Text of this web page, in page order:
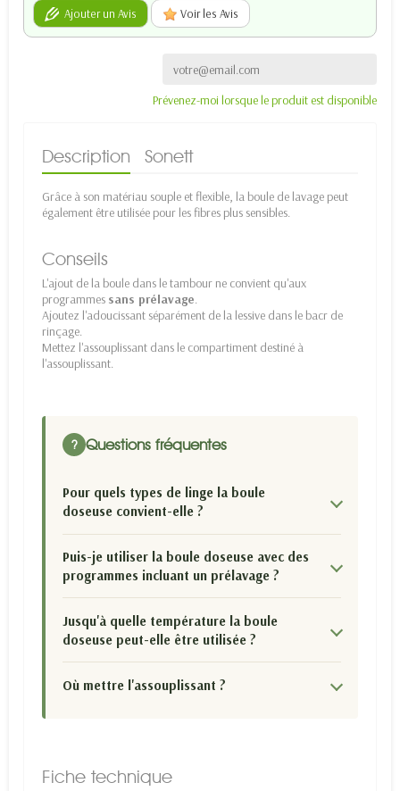
Ajouter un Avis Voir les Avis
Prévenez-moi lorsque le produit est disponible
Description Sonett
Grâce à son matériau souple et flexible, la boule de lavage peut
également être utilisée pour les fibres plus sensibles.
Conseils
L'ajout de la boule dans le tambour ne convient qu'aux
programmes sans prélavage.
Ajoutez l'adoucissant séparément de la lessive dans le bacr de
rinçage.
Mettez l'assouplissant dans le compartiment destiné à
l'assouplissant.
? Questions fréquentes
Pour quels types de linge la boule
doseuse convient-elle ?
Puis-je utiliser la boule doseuse avec des
programmes incluant un prélavage ?
Jusqu'à quelle température la boule
doseuse peut-elle être utilisée ?
Où mettre l'assouplissant ?
Fiche technique